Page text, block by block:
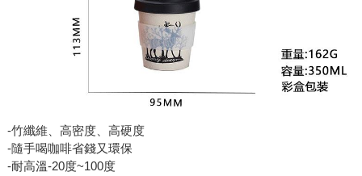
-竹纖維、高密度、高硬度
-隨手喝咖啡省錢又環保
-耐高溫-20度~100度